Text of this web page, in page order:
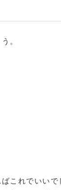
。
これでいい